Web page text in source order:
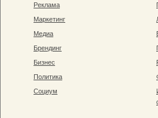
Реклама
Маркетинг
Медиа
Брендинг
Бизнес
Политика
Социум